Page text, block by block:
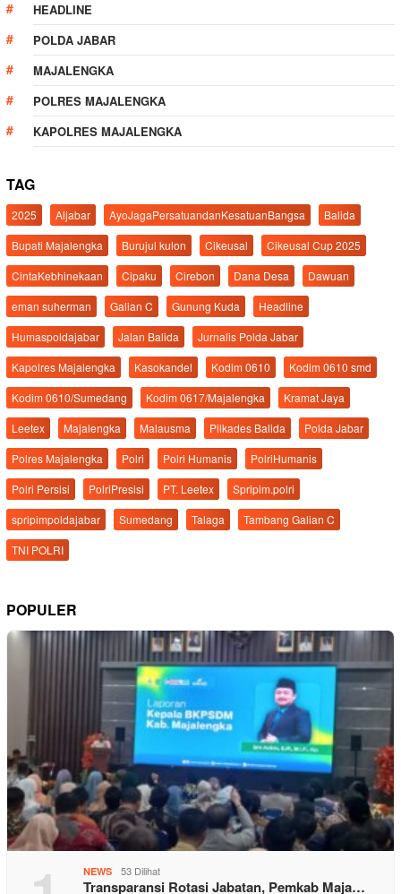
HEADLINE
POLDA JABAR
MAJALENGKA
POLRES MAJALENGKA
KAPOLRES MAJALENGKA
TAG
2025 Aljabar AyoJagaPersatuandanKesatuanBangsa
Balida
Bupati Majalengka
Burujul kulon Cikeusal
Cikeusal Cup 2025
CintaKebhinekaan
Cipaku Cirebon Dana Desa
Dawuan
eman suherman
Galian C Gunung Kuda
Headline
Humaspoldajabar
Jalan Balida
Jurnalis Polda Jabar
Kapolres Majalengka
Kasokandel Kodim 0610
Kodim 0610 smd
Kodim 0610/Sumedang
Kodim 0617/Majalengka
Kramat Jaya
Leetex
Majalengka Malausma Pilkades Balida
Polda Jabar
Polres Majalengka
Polri Polri Humanis
PolriHumanis
Polri Persisi
PolriPresisi PT. Leetex
Spripim.polri
spripimpoldajabar
Sumedang Talaga
Tambang Galian C
TNI POLRI
POPULER
NEWS 53 Dilihat
Transparansi Rotasi Jabatan, Pemkab Maja…